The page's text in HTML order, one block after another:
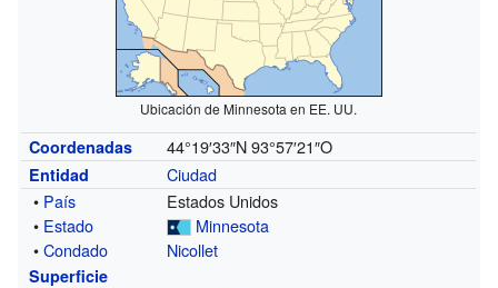
Ubicación de Minnesota en EE. UU.
Coordenadas 44°19′33″N 93°57′21″O
Entidad
Ciudad
• País
Estados Unidos
• Estado
Minnesota
•Condado Nicollet
Superficie